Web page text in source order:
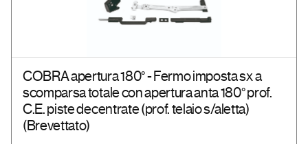
COBRA apertura 180° - Fermo imposta sx a
scomparsa totale con apertura anta 180° prof.
C.E. piste decentrate (prof. telaio s/aletta)
(Brevettato)